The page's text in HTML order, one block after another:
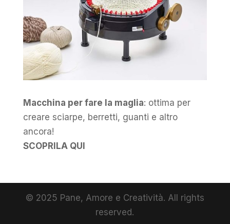
Macchina per fare la maglia: ottima per
creare sciarpe, berretti, guanti e altro
ancora!
SCOPRILA QUI
© 2025 Pane, Amore e Creatività. All rights
reserved.